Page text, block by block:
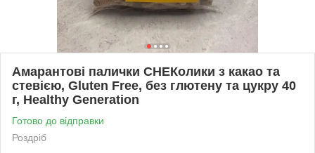
Амарантові палички СНЕКолики з какао та
стевією, Gluten Free, без глютену та цукру 40
г, Healthy Generation
Готово до відправки
Роздріб